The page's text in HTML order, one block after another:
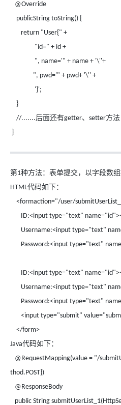
@Override
publicString toString() {
return "User{" +
"id=" + id +
", name='" + name + '\''+
", pwd='" + pwd+ '\'' +
'}';
}
//.......后面还有getter、 setter方
}
第1种方法：表单提交，以字段数
HTML代码如下：
<formaction="/user/
ID:<input type="text"
Username:<input type="text"
Password:<input type="text"
ID:<input type="text"
Username:<input type="text"
Password:<input type="text"
<input type="submit"
</form>
Java代码如下：
@RequestMapping(value = "/
thod.POST})
@ResponseBody
public String